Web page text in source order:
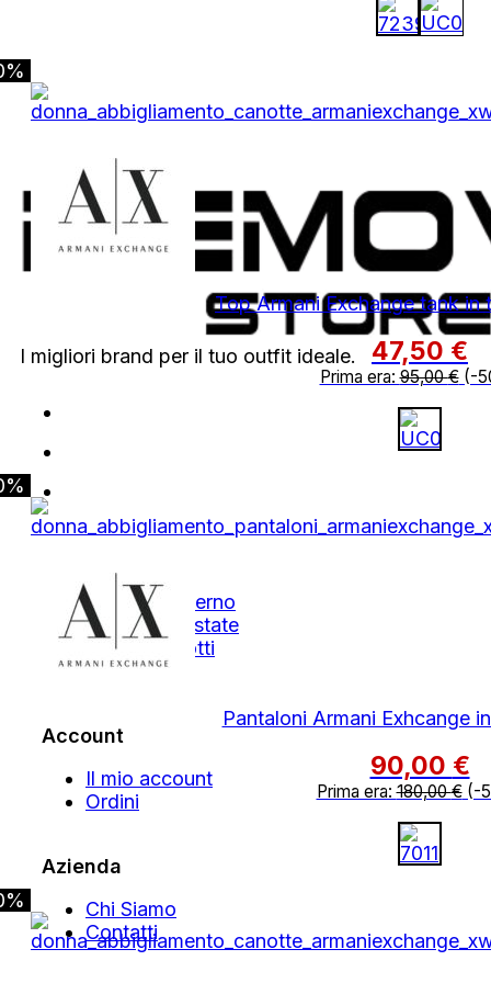
Top Armani Exchange tank in
47,50 €
Prima era:95,00€(-
Pantaloni Armani Exhcange
90,00 €
Prima era:180,00€(-
I migliori brand per il tuo outfit ideale.
Autunno Inverno
Primavera Estate
Tutti i Prodotti
Outlet
Account
Il mio account
Ordini
Azienda
Chi Siamo
Contatti